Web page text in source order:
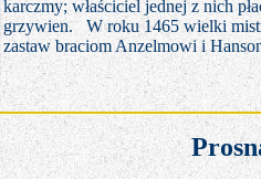
karczmy; właściciel jednej z nich
grzywien.
W roku 1465 wielki
zastaw braciom Anzelmowi i